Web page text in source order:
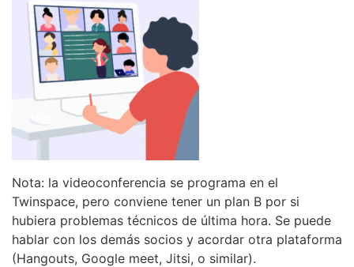
Nota: la videoconferencia se programa en el
Twinspace, pero conviene tener un plan B por si
hubiera problemas técnicos de última hora. Se puede
hablar con los demás socios y acordar otra plataforma
(Hangouts, Google meet, Jitsi, o similar).